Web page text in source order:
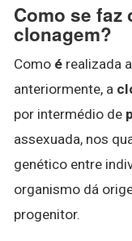
Como se faz
clonagem?
Como é realizada a
anteriormente, a
por intermédio de
assexuada, nos
genético entre
organismo dá
progenitor.